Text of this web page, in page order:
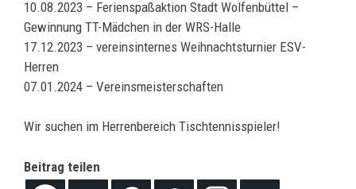
10.08.2023 – Ferienspaßaktion Stadt Wolfenbüttel –
Gewinnung TT-Mädchen in der WRS-Halle
17.12.2023 – vereinsinternes Weihnachtsturnier ESV-
Herren
07.01.2024 – Vereinsmeisterschaften
Wir suchen im Herrenbereich Tischtennisspieler!
Beitrag teilen